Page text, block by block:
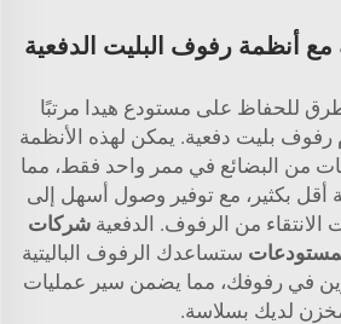
أنظمة رفوف البليت الدفعية
للحفاظ على مستودع هيدا مرتبًا
رفوف بليت دفعية. يمكن لهذه الأنظمة
من البضائع في ممر واحد فقط، مما
بكثير، مع توفير وصول أسهل إلى
الانتقاء من الرفوف. الدفعية شركات
ستساعدك الرفوف الباليتية
في رفوفك، مما يضمن سير عمليات
لديك بسلاسة.